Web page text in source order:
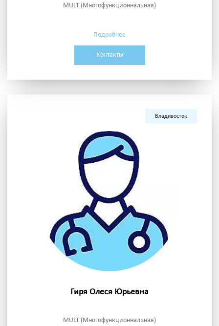
MULT (Многофункционнальная)
Подробнее
Контакты
Владивосток
Гиря Олеся Юрьевна
MULT (Многофункционнальная)